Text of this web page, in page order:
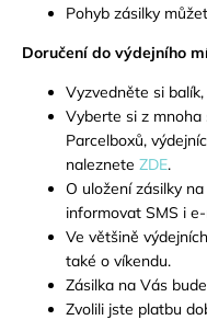
Pohyb zásilky
Doručení do výdejního
Vyzvedněte si
Vyberte si z mnoha
Parcelboxů,
naleznete ZDE.
O uložení zásilky
informovat SMS i
Ve většině
také o víkendu.
Zásilka na Vás
Zvolili jste platbu